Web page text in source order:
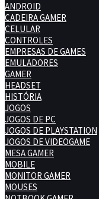
ANDROID
CADEIRA GAMER
CELULAR
CONTROLES
EMPRESAS DE GAMES
EMULADORES
GAMER
HEADSET
HISTÓRIA
JOGOS
JOGOS DE PC
JOGOS DE PLAYSTATION
JOGOS DE VIDEOGAME
MESA GAMER
MOBILE
MONITOR GAMER
MOUSES